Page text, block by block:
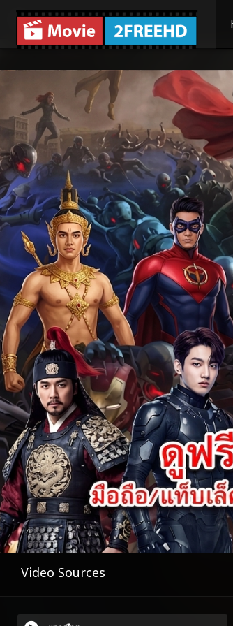
Video Sources